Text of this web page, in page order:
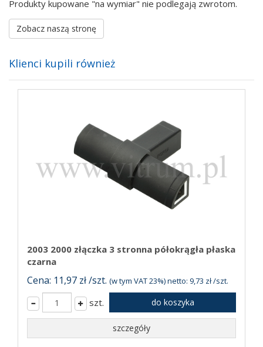
Produkty kupowane "na wymiar" nie podlegają zwrotom.
Zobacz naszą stronę
Klienci kupili również
2003 2000 złączka 3 stronna półokrągła płaska
czarna
Cena: 11,97 zł /szt. (w tym VAT 23%) netto: 9,73 zł /szt.
szt. do koszyka
szczegóły